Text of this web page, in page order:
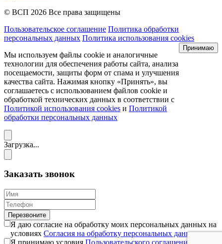
© ВСП 2026 Все права защищены
Пользовательское соглашение Политика обработки
персональных данных Политика использования cookies
Мы используем файлы cookie и аналогичные
технологии для обеспечения работы сайта, анализа
посещаемости, защиты форм от спама и улучшения
качества сайта. Нажимая кнопку «Принять», вы
соглашаетесь с использованием файлов cookie и
обработкой технических данных в соответствии с
Политикой использования cookies и Политикой
обработки персональных данных
Принимаю
Загрузка...
Заказать звонок
Перезвоните
Я даю согласие на обработку моих персональных данных на
условиях Согласия на обработку персональных данных.